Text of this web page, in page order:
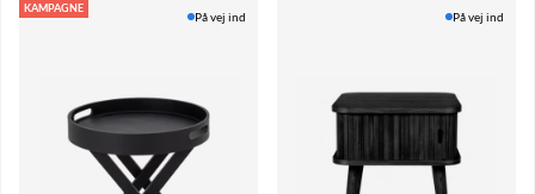
KAMPAGNE
På vej ind På vej ind